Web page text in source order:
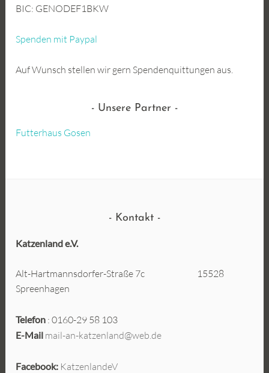
BIC: GENODEF1BKW
Spenden mit Paypal
Auf Wunsch stellen wir gern Spendenquittungen aus.
Unsere Partner
Futterhaus Gosen
Kontakt
Katzenland e.V.
Alt-Hartmannsdorfer-Straße 7c 15528
Spreenhagen
Telefon : 0160-29 58 103
E-Mail mail-an-katzenland@web.de
Facebook: KatzenlandeV